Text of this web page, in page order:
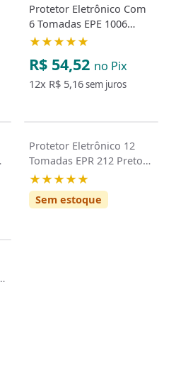
Protetor Eletrônico Com
6 Tomadas EPE 1006
Intelbras Branco
★★★★★
R$ 54,52 no Pix
12x R$ 5,16sem juros
Protetor Eletrônico 12
Tomadas EPR 212 Preto
Intelbras
★★★★★
Sem estoque